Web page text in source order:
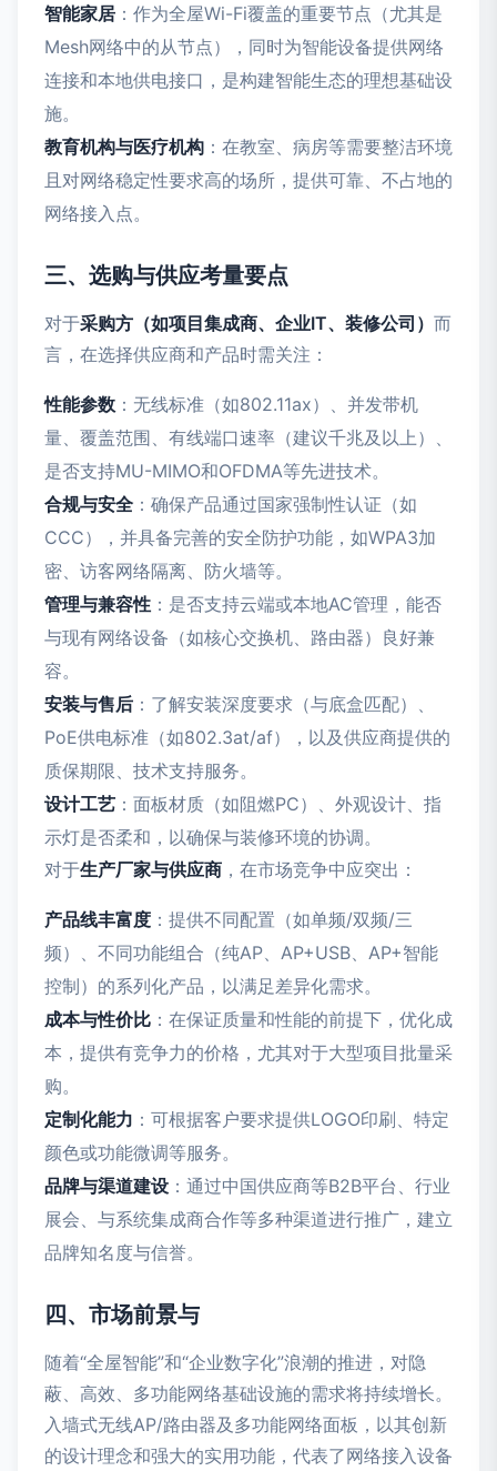
智能家居 ：作为全屋Wi-Fi覆盖的重要节点（尤其是
Mesh网络中的从节点），同时为智能设备提供网络
连接和本地供电接口，是构建智能生态的理想基础设
施。
教育机构与医疗机构 ：在教室、病房等需要整洁环境
且对网络稳定性要求高的场所，提供可靠、不占地的
网络接入点。
三、选购与供应考量要点
对于采购方（如项目集成商、企业IT、装修公司） 而
言，在选择供应商和产品时需关注：
性能参数 ：无线标准（如802.11ax）、并发带机
量、覆盖范围、有线端口速率（建议千兆及以上）、
是否支持MU-MIMO和OFDMA等先进技术。
合规与安全 ：确保产品通过国家强制性认证（如
CCC），并具备完善的安全防护功能，如WPA3加
密、访客网络隔离、防火墙等。
管理与兼容性 ：是否支持云端或本地AC管理，能否
与现有网络设备（如核心交换机、路由器）良好兼
容。
安装与售后 ：了解安装深度要求（与底盒匹配）、
PoE供电标准（如802.3at/af），以及供应商提供的
质保期限、技术支持服务。
设计工艺 ：面板材质（如阻燃PC）、外观设计、指
示灯是否柔和，以确保与装修环境的协调。
对于生产厂家与供应商 ，在市场竞争中应突出：
产品线丰富度 ：提供不同配置（如单频/双频/三
频）、不同功能组合（纯AP、AP+USB、AP+智能
控制）的系列化产品，以满足差异化需求。
成本与性价比 ：在保证质量和性能的前提下，优化成
本，提供有竞争力的价格，尤其对于大型项目批量采
购。
定制化能力 ：可根据客户要求提供LOGO印刷、特定
颜色或功能微调等服务。
品牌与渠道建设 ：通过中国供应商等B2B平台、行业
展会、与系统集成商合作等多种渠道进行推广，建立
品牌知名度与信誉。
四、市场前景与
随着“全屋智能”和“企业数字化”浪潮的推进，对隐
蔽、高效、多功能网络基础设施的需求将持续增长。
入墙式无线AP/路由器及多功能网络面板，以其创新
的设计理念和强大的实用功能，代表了网络接入设备